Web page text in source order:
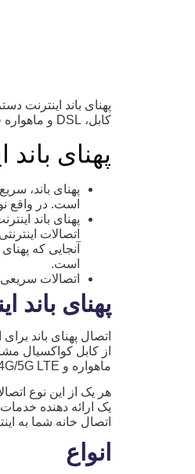
پهنای باند اینترنت
کابل، DSL و ماهواره فراهم می ‌کند.
پهنای باند
پهنای باند،
است. در واقع
آنجایی که
است.
اتصالات
پهنای باند
از کابل کواکسیال
ماهواره و 4G/5G LTE استفاده می کند.
هر یک از این نوع
اتصال خانه شما به
انواع